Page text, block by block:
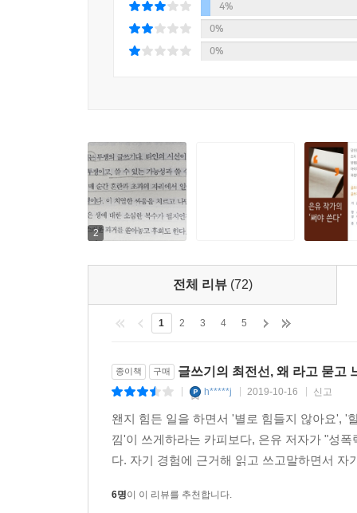
① 함께 읽기
글쓰기 수업에서는 매주 한 권씩 책을 읽는다.
문학과 인문학을 아우르는 교재들이다. 선정 기
② 독서를 통한 사유 연마하기
사유하는 일은 끊임없이 질문하면서 불편해지
질문하는 법을 배운다. 저자는 글쓰기 수업 시간
생각하는 ‘사유의 훈련’이 글쓰기의 동력이 됨을
돌봄의 기술이다. 글쓰기를 통해 자기 삶의 억
③ 언어에 대한 감수성이 활성화되는 시간, 시 낭독
조용하면서도 급진적인 인식의 변화를 일으키는
어휘에 부쩍 관심을 갖는다. 시인이 공들여 매만
변화를 알려주는 척도이다. 학인들은 자신을 밀
④ 자기 객관화의 시간, 합평
글을 잘 쓰기 위해서는 다독, 다작, 다상량이 필
시간에는 자기가 쓴 글을 소리 내어 읽는 자기
4%
0%
0%
2
전체 리뷰 (72)
1 2 3 4 5
종이책 구매 글쓰기의 최전선, 왜 라고 묻고
h*****j 2019-10-16 신고
왠지 힘든 일을 하면서 '별로 힘들지 않아요', '
낌'이 쓰게하라는 카피보다, 은유 저자가 "성
다. 자기 경험에 근거해 읽고 쓰고말하면서
6명이 이 리뷰를 추천합니다.